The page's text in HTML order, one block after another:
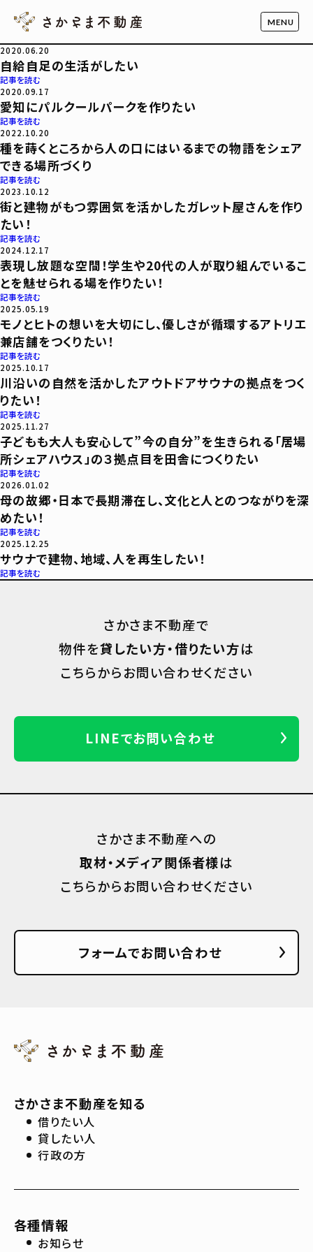
2020.06.20
自給自足の生活がしたい
記事を読む
2020.09.17
愛知にパルクールパークを作りたい
記事を読む
2022.10.20
種を蒔くところから人の口にはいるまでの物語をシェア
できる場所づくり
記事を読む
2023.10.12
街と建物がもつ雰囲気を活かしたガレット屋さんを作り
たい！
記事を読む
2024.12.17
表現し放題な空間！学生や20代の人が取り組んでいるこ
とを魅せられる場を作りたい！
記事を読む
2025.05.19
モノとヒトの想いを大切にし、優しさが循環するアトリエ
兼店舗をつくりたい！
記事を読む
2025.10.17
川沿いの自然を活かしたアウトドアサウナの拠点をつく
りたい！
記事を読む
2025.11.27
子どもも大人も安心して”今の自分”を生きられる「居場
所シェアハウス」の３拠点目を田舎につくりたい
記事を読む
2026.01.02
母の故郷・日本で長期滞在し、文化と人とのつながりを深
めたい！
記事を読む
2025.12.25
サウナで建物、地域、人を再生したい！
記事を読む
さかさま不動産で
物件を貸したい方・借りたい方は
こちらからお問い合わせください
LINEでお問い合わせ
さかさま不動産への
取材・メディア関係者様は
こちらからお問い合わせください
フォームでお問い合わせ
さかさま不動産を知る
借りたい人
貸したい人
行政の方
各種情報
お知らせ